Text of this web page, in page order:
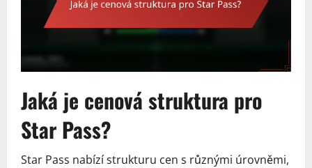
Jaká je cenová struktura pro
Star Pass?
Star Pass nabízí strukturu cen s různými úrovněmi,